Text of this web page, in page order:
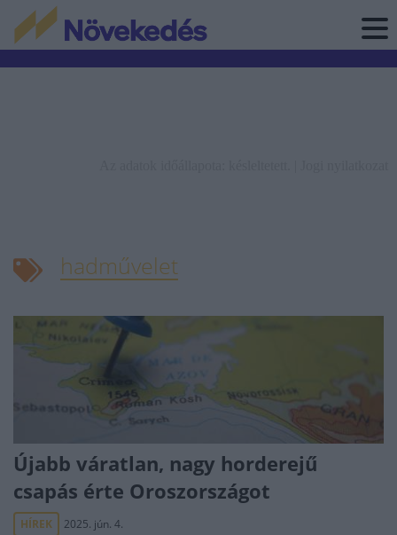
hadművelet
Újabb váratlan, nagy horderejű
csapás érte Oroszországot
HÍREK 2025. jún. 4.